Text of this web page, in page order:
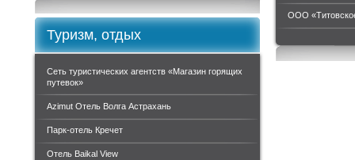
ООО
Туризм, отдых
Сеть туристических агентств «Магазин горящих
путевок»
Azimut Отель Волга Астрахань
Парк-отель Кречет
Отель Baikal View